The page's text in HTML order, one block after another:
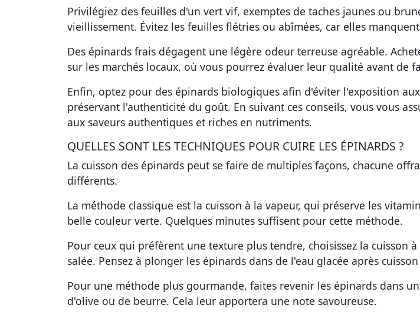
Privilégiez des feuilles d'un vert vif, exemptes de taches jaunes ou
vieillissement. Évitez les feuilles flétries ou abîmées, car elles
Des épinards frais dégagent une légère odeur terreuse agréable.
sur les marchés locaux, où vous pourrez évaluer leur qualité avant de
Enfin, optez pour des épinards biologiques afin d'éviter l'exposition
préservant l'authenticité du goût. En suivant ces conseils, vous vous
aux saveurs authentiques et riches en nutriments.
QUELLES SONT LES TECHNIQUES POUR CUIRE LES ÉPINARDS ?
La cuisson des épinards peut se faire de multiples façons, chacune
différents.
La méthode classique est la cuisson à la vapeur, qui préserve les
belle couleur verte. Quelques minutes suffisent pour cette méthode.
Pour ceux qui préfèrent une texture plus tendre, choisissez la cuisson
salée. Pensez à plonger les épinards dans de l'eau glacée après
Pour une méthode plus gourmande, faites revenir les épinards dans
d'olive ou de beurre. Cela leur apportera une note savoureuse.